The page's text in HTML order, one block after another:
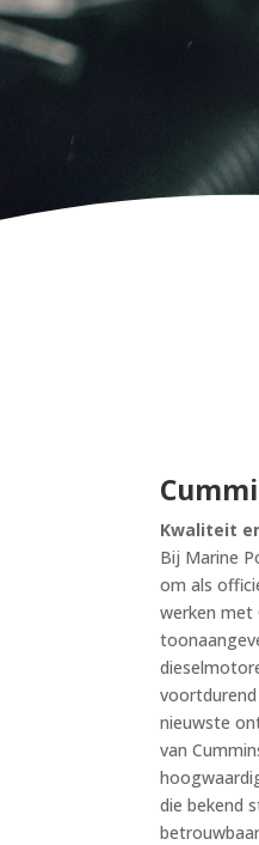
Kwaliteit
Bij Marine
om als
werken met
nieuwste
van
die bekend